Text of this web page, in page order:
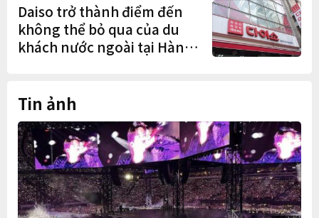
Daiso trở thành điểm đến
không thể bỏ qua của du
khách nước ngoài tại Hàn
Tin ảnh